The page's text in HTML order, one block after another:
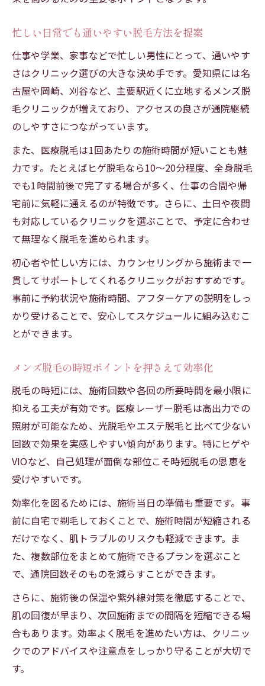
忙しい日常でも通いやすい脱毛方法を提案
仕事や学業、家事などで忙しい男性にとって、通いやす
さはクリニック選びの大きな決め手です。愛知県には名
古屋や岡崎、刈谷など、主要駅近くに立地するメンズ脱
毛クリニックが増えており、アクセスの良さが通院継続
のしやすさにつながっています。
また、医療脱毛は1回あたりの施術時間が短いことも魅
力です。たとえばヒゲ脱毛なら10～20分程度、全身脱毛
でも1時間前後で完了する場合が多く、仕事の合間や帰
宅前に気軽に通えるのが特徴です。さらに、土日や夜間
も対応しているクリニックを選ぶことで、予定に合わせ
て無理なく脱毛を進められます。
初心者や忙しい方には、カウンセリングから施術まで一
貫してサポートしてくれるクリニックがおすすめです。
事前に予約状況や施術時間、アフターケアの説明をしっ
かり受けることで、安心してスケジュールに組み込むこ
とができます。
メンズ脱毛の時短ポイントを押さえて効率化
脱毛の時短には、施術回数や各回の所要時間を最小限に
抑える工夫が有効です。医療レーザー脱毛は高出力での
照射が可能なため、光脱毛やエステ脱毛と比べて少ない
回数で効果を実感しやすい傾向があります。特にヒゲや
VIOなど、自己処理が面倒な部位こそ時短脱毛の恩恵を
受けやすいです。
効率化を図るためには、施術当日の準備も重要です。事
前に自宅で剃毛しておくことで、施術時間が短縮される
だけでなく、肌トラブルのリスクも軽減できます。ま
た、複数部位をまとめて施術できるプランを選ぶこと
で、通院回数そのものを減らすことができます。
さらに、施術後の保湿や紫外線対策を徹底することで、
肌の回復が早まり、次回施術までの間隔を短縮できる場
合もあります。効率よく脱毛を進めたい方は、クリニッ
クでのアドバイスや注意点をしっかり守ることが大切で
す。